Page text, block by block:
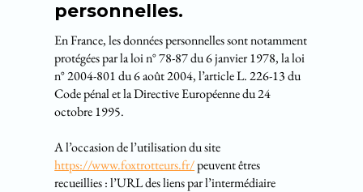
personnelles.
En France, les données personnelles sont notamment
protégées par la loi n° 78-87 du 6 janvier 1978, la loi
n° 2004-801 du 6 août 2004, l’article L. 226-13 du
Code pénal et la Directive Européenne du 24
octobre 1995.
A l’occasion de l’utilisation du site
https://www.foxtrotteurs.fr/peuvent êtres
recueillies : l’URL des liens par l’intermédiaire